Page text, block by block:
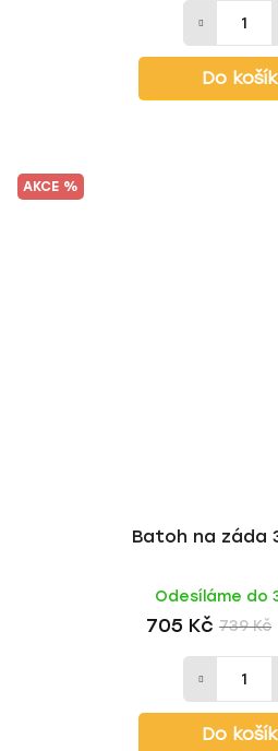
Do
AKCE %
Batoh na záda
Odesíláme do
705 Kč 739 Kč
Do